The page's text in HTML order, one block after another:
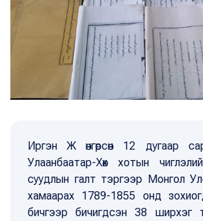
Иргэн Ж өнгөрсөн 12 дугаар
Улаанбаатар-Хөх хотын
суудлын галт тэргээр Монгол
хамаарах 1789-1855 онд
бичгээр бичигдсэн 38 ширхэг